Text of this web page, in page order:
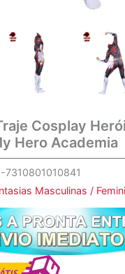
Cosplay
Hero Academia
7310801010841
Masculinas /